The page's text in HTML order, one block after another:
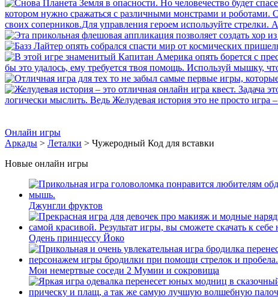
Онлайн игры
Аркады > Леталки > Чужеродный Код для вставки
Новые онлайн игры
Джунгли фруктов
Одень принцессу Йоко
Мои немертвые соседи 2 Мумии и сокровища